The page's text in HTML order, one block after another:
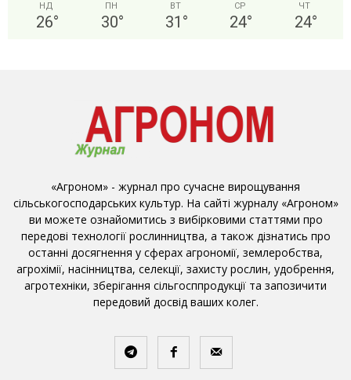
НД
26°
ПН
30°
ВТ
31 °
СР
24°
ЧТ
24°
«Агроном» - журнал про сучасне вирощування
сільськогосподарських культур. На сайті журналу «Агроном»
ви можете ознайомитись з вибірковими статтями про
передові технології рослинництва, а також дізнатись про
останні досягнення у сферах агрономії, землеробства,
агрохімії, насінництва, селекції, захисту рослин, удобрення,
агротехніки, зберігання сільгосппродукції та запозичити
передовий досвід ваших колег.